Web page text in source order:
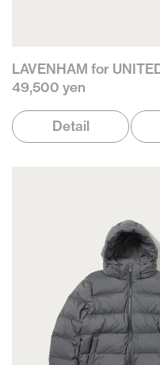
LAVENHAM for
49,500 yen
Detail